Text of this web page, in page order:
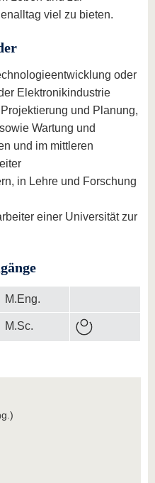
viel zu bieten.
oder
Elektronikindustrie
und Planung,
Wartung und
und im mittleren
in Lehre und Forschung
einer Universität zur
M.Eng.
M.Sc.